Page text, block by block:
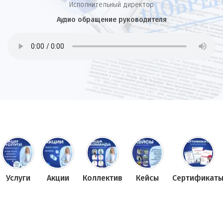
И сполнительный директор
Аудио обращение руководителя
Услуги Акции Коллектив Кейсы Сертификаты